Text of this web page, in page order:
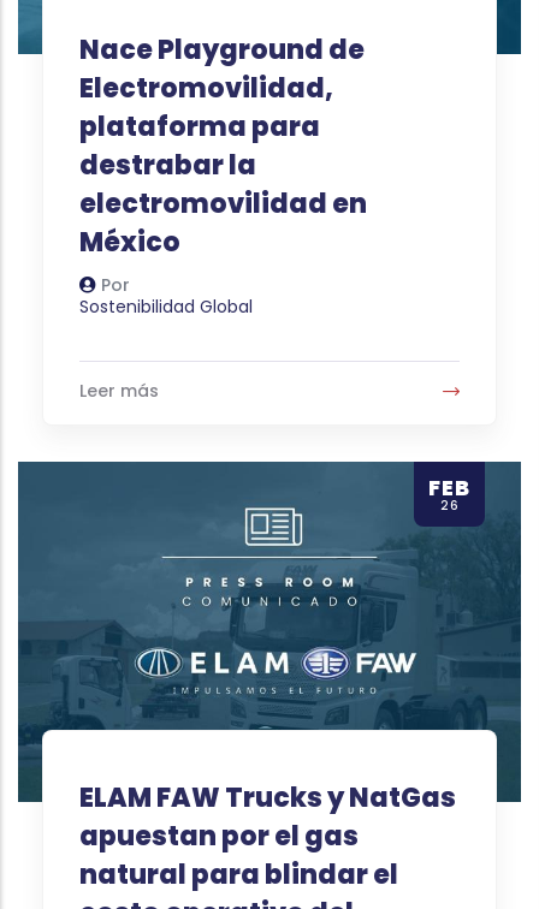
Nace Playground de
Electromovilidad,
plataforma para
destrabar la
electromovilidad en
México
Por
Autor
Sostenibilidad Global
Leer más
FEB
26
ELAM FAW Trucks y NatGas
apuestan por el gas
natural para blindar el